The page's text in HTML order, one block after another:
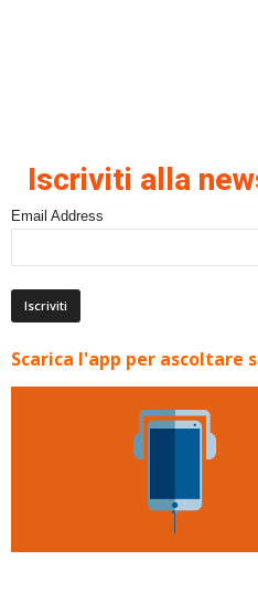
Iscriviti alla
Email Address
Scarica l'app per ascoltare